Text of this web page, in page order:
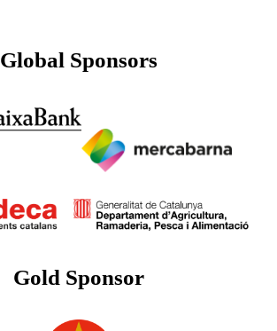
Global Sponsors
Gold Sponsor